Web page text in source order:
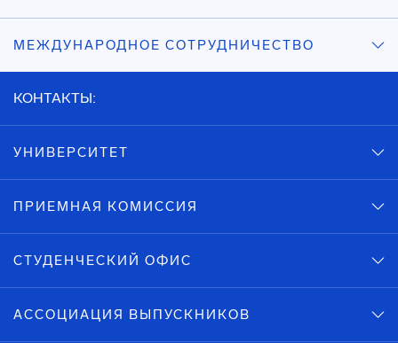
МЕЖДУНАРОДНОЕ СОТРУДНИЧЕСТВО
КОНТАКТЫ:
УНИВЕРСИТЕТ
ПРИЕМНАЯ КОМИССИЯ
СТУДЕНЧЕСКИЙ ОФИС
АССОЦИАЦИЯ ВЫПУСКНИКОВ